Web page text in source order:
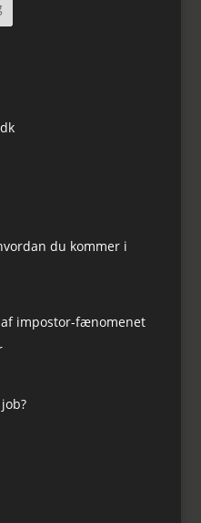
du kommer i
impostor-fænomenet